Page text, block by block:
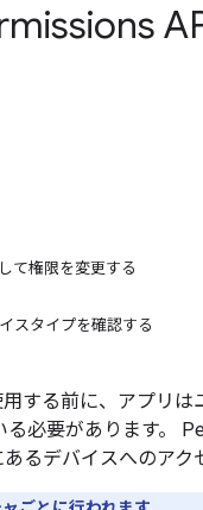
て権限を変更する
スタイプを確認する
用する前に、アプリ
る必要があります。
るデバイスへのアク